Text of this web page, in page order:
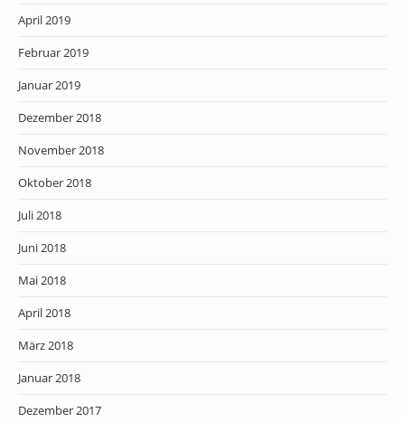
April 2019
Februar 2019
Januar 2019
Dezember 2018
November 2018
Oktober 2018
Juli 2018
Juni 2018
Mai 2018
April 2018
März 2018
Januar 2018
Dezember 2017